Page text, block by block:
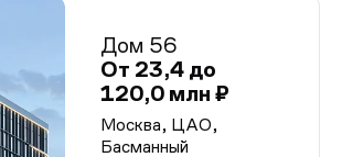
Дом 56
От 23,4 до
120,0 млн ₽
Москва, ЦАО,
Басманный